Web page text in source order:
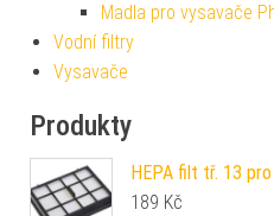
Madla pro vysavače
Vodní filtry
Vysavače
Produkty
HEPA filt tř. 13
189 Kč